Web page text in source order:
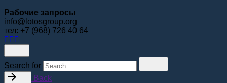
Рабочие запросы
info@lotosgroup.org
тел: +7 (968) 726 40 64
Search for
Back